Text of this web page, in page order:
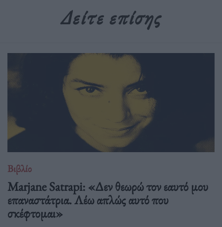
Δείτε επίσης
Βιβλίο
Marjane Satrapi: «Δεν θεωρώ τον εαυτό μου
επαναστάτρια. Λέω απλώς αυτό που
σκέφτομαι»